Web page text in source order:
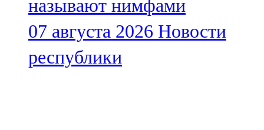
называют нимфами
07 августа 2026 Новости
республики